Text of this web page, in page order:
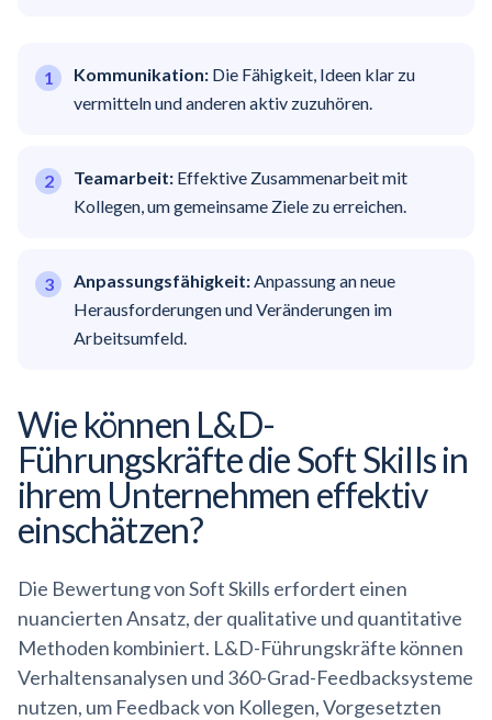
Kommunikation: Die Fähigkeit, Ideen klar zu
vermitteln und anderen aktiv zuzuhören.
Teamarbeit: Effektive Zusammenarbeit mit
Kollegen, um gemeinsame Ziele zu erreichen.
Anpassungsfähigkeit:Anpassung an neue
Herausforderungen und Veränderungen im
Arbeitsumfeld.
Wie können L&D-
Führungskräfte die Soft Skills in
ihrem Unternehmen effektiv
einschätzen?
Die Bewertung von Soft Skills erfordert einen
nuancierten Ansatz, der qualitative und quantitative
Methoden kombiniert. L&D-Führungskräfte können
Verhaltensanalysen und 360-Grad-Feedbacksysteme
nutzen, um Feedback von Kollegen, Vorgesetzten